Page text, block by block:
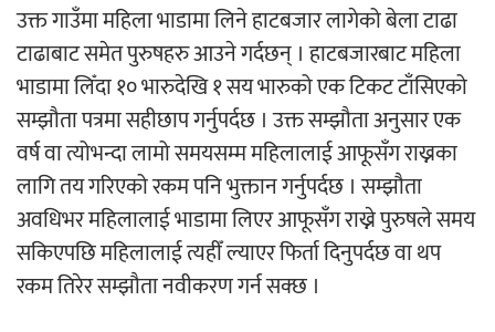
अर्जुन चन्द्रको ‘संवेदनाका प्रतिध्वनि’
मुक्तकसङ्ग्रह लोकार्पण
‘दुर्गा’ निर्माण गर्दै सम्राट
उक्त गाउँमा महिला भाडामा लिने हाटबजार लागेको बेला टाढा
टाढाबाट समेत पुरुषहरु आउने गर्दछन् । हाटबजारबाट महिला
भाडामा लिँदा १० भारुदेखि १ सय भारुको एक टिकट टाँसिएको
सम्झौता पत्रमा सहीछाप गर्नुपर्दछ । उक्त सम्झौता अनुसार एक
वर्ष वा त्योभन्दा लामो समयसम्म महिलालाई आफूसँग राख्नका
लागि तय गरिएको रकम पनि भुक्तान गर्नुपर्दछ । सम्झौता
अवधिभर महिलालाई भाडामा लिएर आफूसँग राख्ने पुरुषले समय
सकिएपछि महिलालाई त्यहीँ ल्याएर फिर्ता दिनुपर्दछ वा थप
रकम तिरेर सम्झौता नवीकरण गर्न सक्छ ।